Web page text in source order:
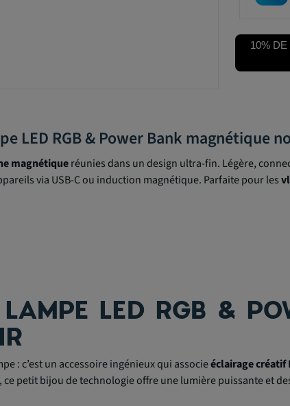
10%
LED RGB & Power Bank magnétique
magnétiqueréunies dans un design ultra-fin. Légère,
via USB-C ou induction magnétique. Parfaite pour les
LED RGB &
: c’est un accessoire ingénieux qui associeéclairage créatif
petit bijou de technologie offre une lumière puissante et